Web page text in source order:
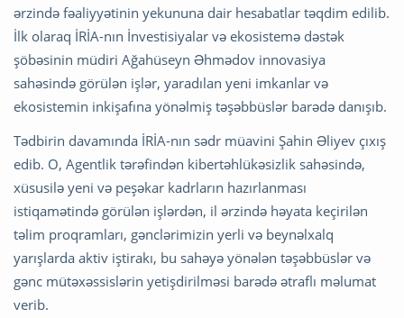
ərzində fəaliyyətinin yekununa dair hesabatlar təqdim edilib.
İlk olaraq İRİA-nın İnvestisiyalar və ekosistemə dəstək
şöbəsinin müdiri Ağahüseyn Əhmədov innovasiya
sahəsində görülən işlər, yaradılan yeni imkanlar və
ekosistemin inkişafına yönəlmiş təşəbbüslər barədə danışıb.
Tədbirin davamında İRİA-nın sədr müavini Şahin Əliyev çıxış
edib. O, Agentlik tərəfindən kibertəhlükəsizlik sahəsində,
xüsusilə yeni və peşəkar kadrların hazırlanması
istiqamətində görülən işlərdən, il ərzində həyata keçirilən
təlim proqramları, gənclərimizin yerli və beynəlxalq
yarışlarda aktiv iştirakı, bu sahəyə yönələn təşəbbüslər və
gənc mütəxəssislərin yetişdirilməsi barədə ətraflı məlumat
verib.